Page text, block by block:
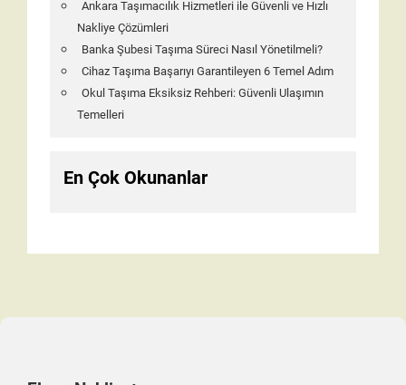
Ankara Taşımacılık Hizmetleri ile Güvenli ve Hızlı
Nakliye Çözümleri
Banka Şubesi Taşıma Süreci Nasıl Yönetilmeli?
Cihaz Taşıma Başarıyı Garantileyen 6 Temel Adım
Okul Taşıma Eksiksiz Rehberi: Güvenli Ulaşımın
Temelleri
En Çok Okunanlar